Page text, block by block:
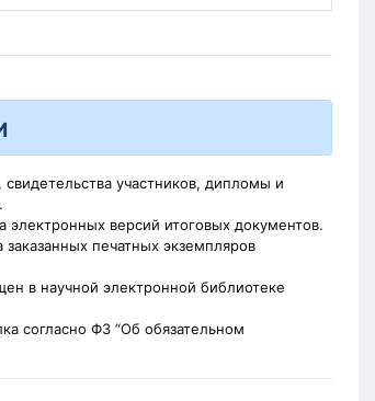
участников, дипломы и
электронных версий итоговых документов.
печатных экземпляров
в научной электронной библиотеке
согласно ФЗ “Об обязательном